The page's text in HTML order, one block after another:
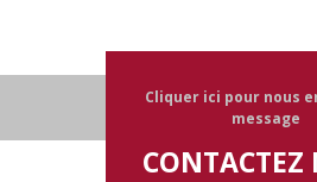
Cliquer ici pour nous
message
CONTACTEZ